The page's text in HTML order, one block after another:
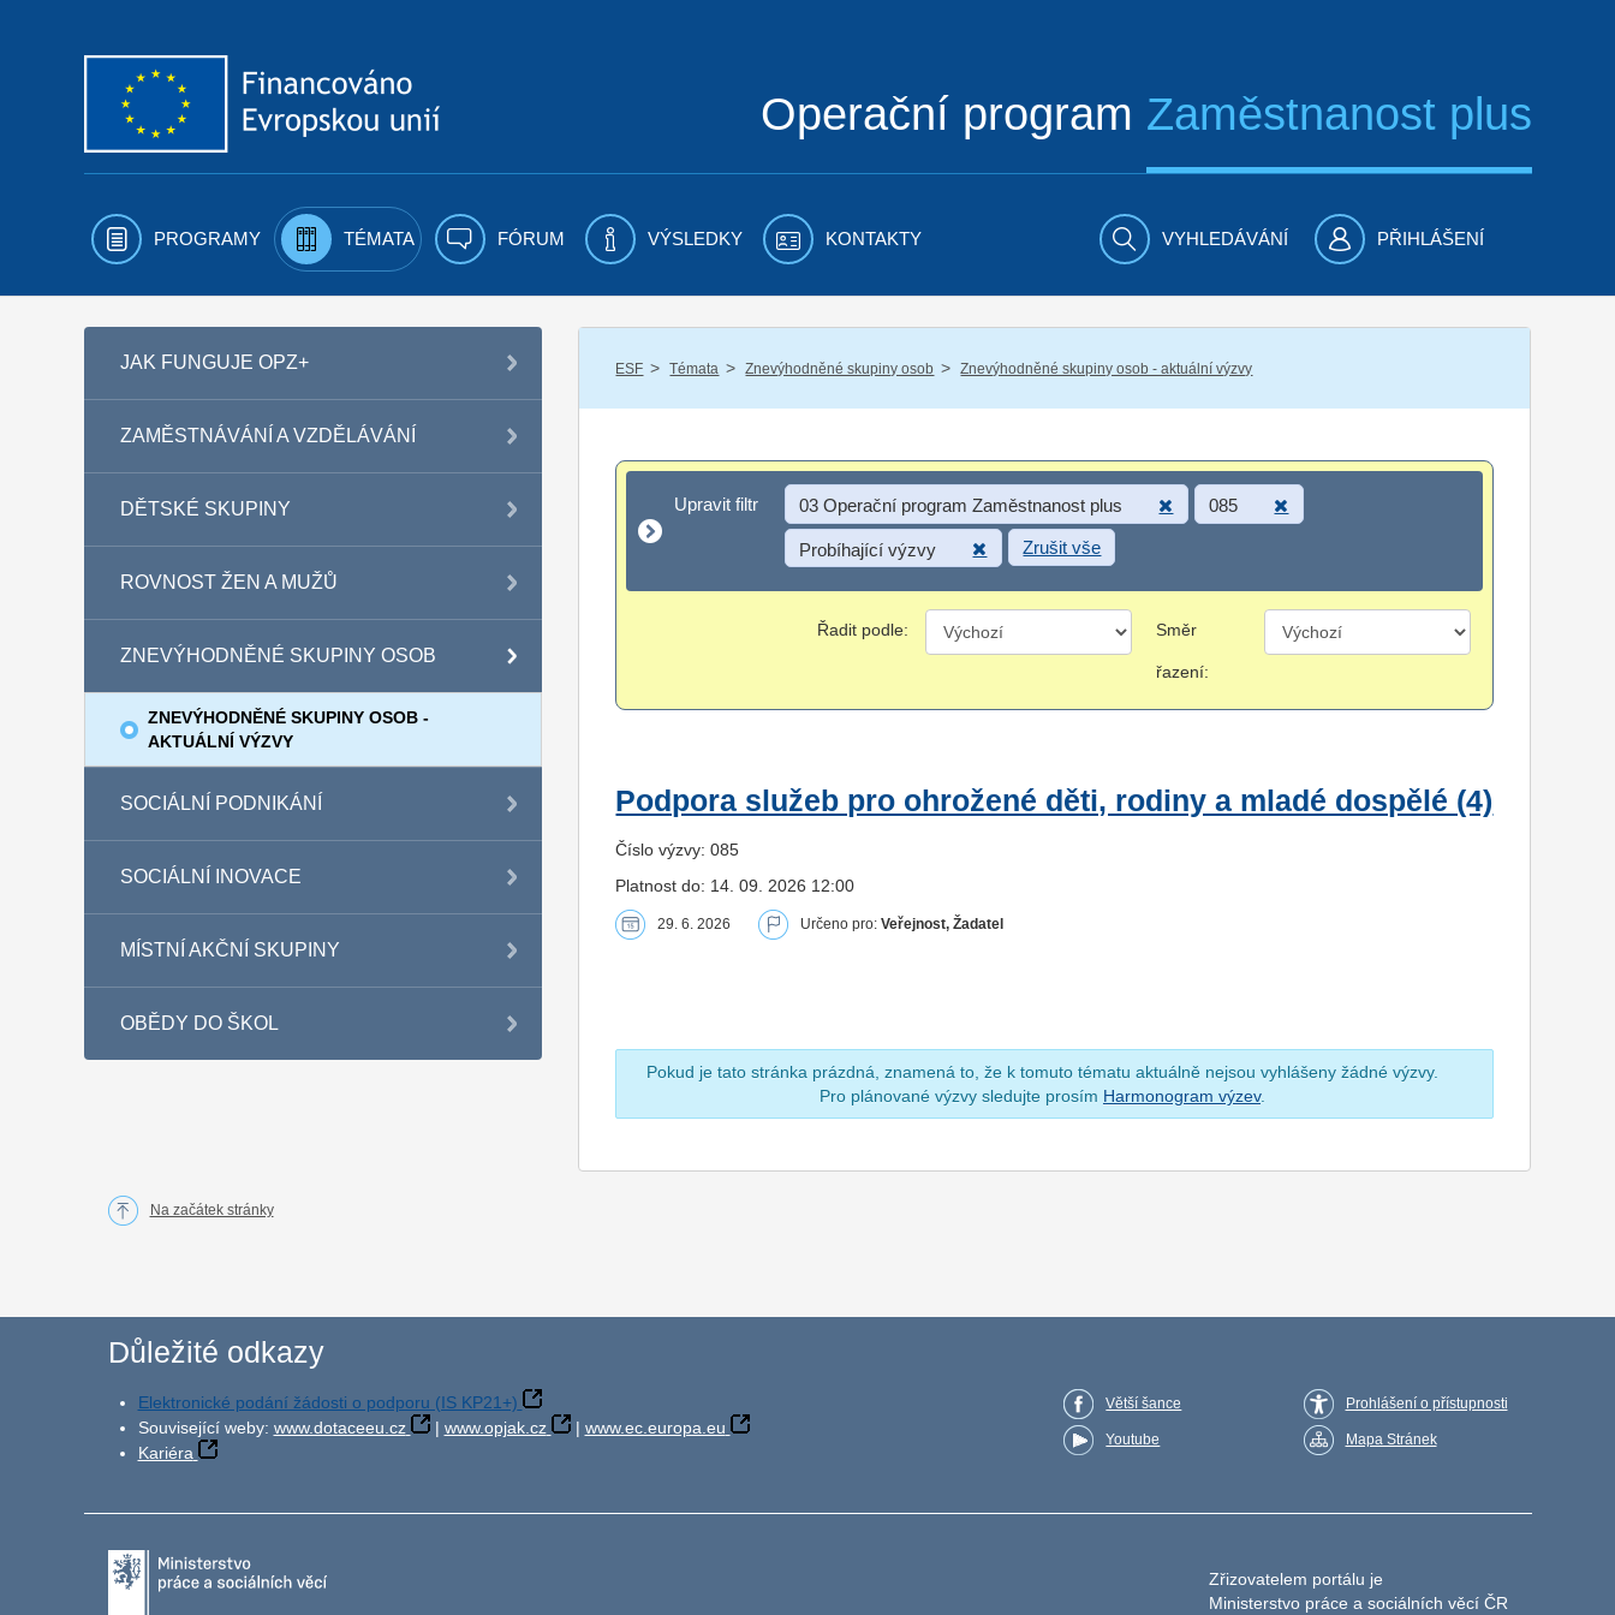
Operační program Zaměstnanost plus
PROGRAMY TÉMATA FÓRUM VÝSLEDKY KONTAKTY VYHLEDÁVÁNÍ PŘIHLÁŠENÍ
JAK FUNGUJE OPZ+
ZAMĚSTNÁVÁNÍ A VZDĚLÁVÁNÍ
DĚTSKÉ SKUPINY
ROVNOST ŽEN A MUŽŮ
ZNEVÝHODNĚNÉ SKUPINY OSOB
ZNEVÝHODNĚNÉ SKUPINY OSOB -
AKTUÁLNÍ VÝZVY
SOCIÁLNÍ PODNIKÁNÍ
SOCIÁLNÍ INOVACE
MÍSTNÍ AKČNÍ SKUPINY
OBĚDY DO ŠKOL
ESF / Témata / Znevýhodněné skupiny osob / Znevýhodněné skupiny osob - aktuální výzvy
Upravit filtr
Upravit filtr 03 Operační program Zaměstnanost plus 085
Probíhající výzvy Zrušit vše
Řadit podle: Směr
řazení:
Podpora služeb pro ohrožené děti, rodiny a mladé dospělé (4)
Číslo výzvy: 085
Platnost do: 14. 09. 2026 12:00
29. 6. 2026 Určeno pro:Veřejnost, Žadatel
Pokud je tato stránka prázdná, znamená to, že k tomuto tématu aktuálně nejsou vyhlášeny žádné výzvy.
Pro plánované výzvy sledujte prosím Harmonogram výzev.
Na začátek stránky
Důležité odkazy
Elektronické podání žádosti o podporu (IS KP21+)
Související weby: www.dotaceeu.cz | www.opjak.cz | www.ec.europa.eu
Kariéra
Větší šance
Youtube
Prohlášení o přístupnosti
Mapa Stránek
Zřizovatelem portálu je
Ministerstvo práce a sociálních věcí ČR